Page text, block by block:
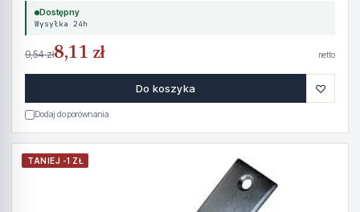
Dostępny
Wysyłka 24h
9,54 zł8,11 zł netto
Do koszyka ♡
Dodaj do porównania
TANIEJ -1 ZŁ